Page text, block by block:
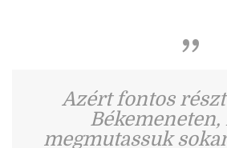
Azért fontos
Békemeneten,
megmutassuk